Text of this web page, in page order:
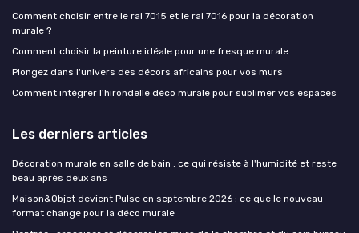
Comment choisir entre le ral 7015 et le ral 7016 pour la décoration
murale ?
Comment choisir la peinture idéale pour une fresque murale
Plongez dans l'univers des décors africains pour vos murs
Comment intégrer l’hirondelle déco murale pour sublimer vos espaces
Les derniers articles
Décoration murale en salle de bain : ce qui résiste à l'humidité et reste
beau après deux ans
Maison&Objet devient Pulse en septembre 2026 : ce que le nouveau
format change pour la déco murale